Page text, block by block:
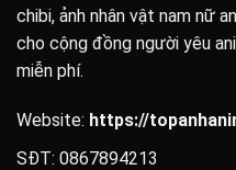
chibi, ảnh nhân vật nam nữ
cho cộng đồng người yêu
miễn phí.
Website: https://
SĐT: 0867894213